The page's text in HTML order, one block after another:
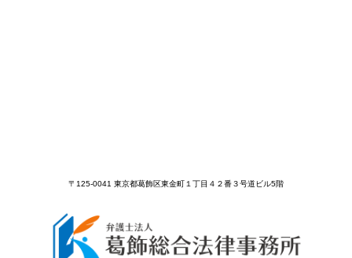
〒125-0041 東京都葛飾区東金町１丁目４２番３号道ビル5階